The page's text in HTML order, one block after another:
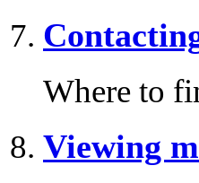
Where to
Viewing